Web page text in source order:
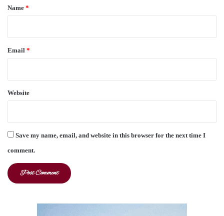
*
Name *
Email *
Website
Save my name, email, and website in this browser for the next time I
comment.